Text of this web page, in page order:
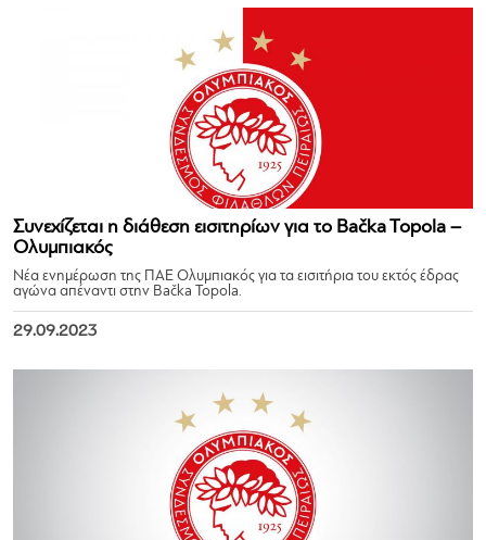
Συνεχίζεται η διάθεση εισιτηρίων για το Bačka Topola –
Ολυμπιακός
Νέα ενημέρωση της ΠΑΕ Ολυμπιακός για τα εισιτήρια του εκτός έδρας
αγώνα απέναντι στην Bačka Topola.
29.09.2023